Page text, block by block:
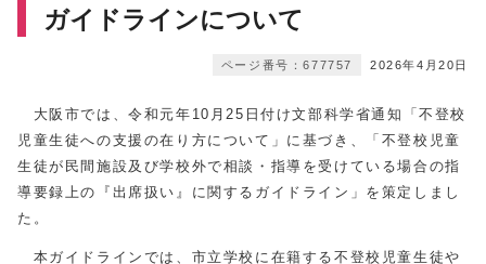
ガイドラインについて
2026年4月20日
ページ番号：677757
大阪市では、令和元年10月25日付け文部科学省通知「不登校
児童生徒への支援の在り方について」に基づき、「不登校児童
生徒が民間施設及び学校外で相談・指導を受けている場合の指
導要録上の『出席扱い』に関するガイドライン」を策定しまし
た。
本ガイドラインでは、市立学校に在籍する不登校児童生徒や